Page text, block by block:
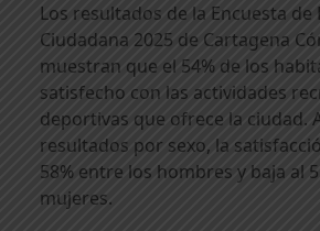
Los resultados de la Encuesta de
Ciudadana 2025 de Cartagena
muestran que el 54% de los
satisfecho con las actividades
deportivas que ofrece la ciudad.
resultados por sexo, la
58% entre los hombres y baja al
mujeres.